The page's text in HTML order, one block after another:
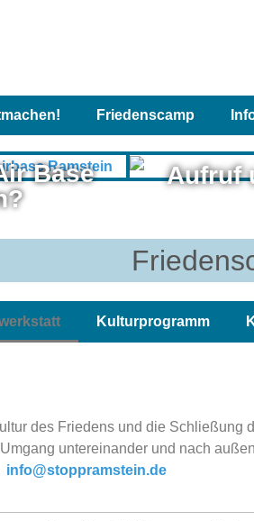
Friedenscamp
Base
Aufruf
Kulturprogramm
des Friedens und die Schließung
untereinander und nach
info@stoppramstein.de